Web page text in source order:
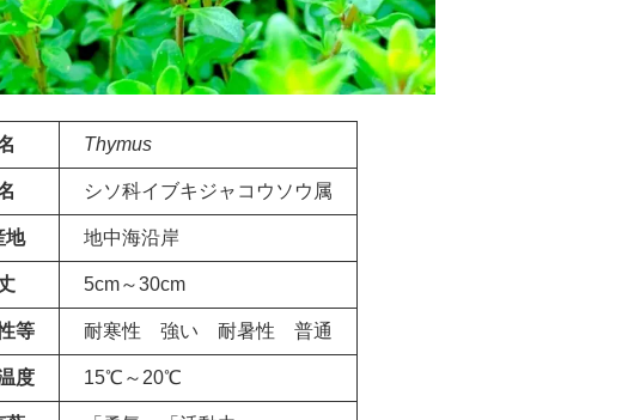
Thymus
シソ科イブキジャコウソウ属
地 地中海沿岸
5cm～30cm
等 耐寒性 強い 耐暑性 普通
度 15℃～20℃